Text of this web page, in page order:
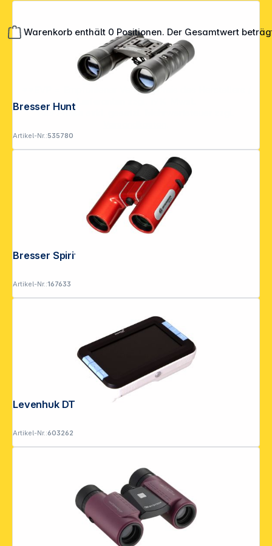
Warenkorb enthält 0 Positionen. Der Gesamtwert
Bresser Hunter 10x25
Artikel-Nr.:535780
Artikel-Nr.:167633
Levenhuk DTX 43 digitale Lupe
Artikel-Nr.:603262
**EVP = Empfohlener Verkaufspreis des Herstellers /
Alle Preise exkl. gesetzl. Mehrwertsteuer zzgl.